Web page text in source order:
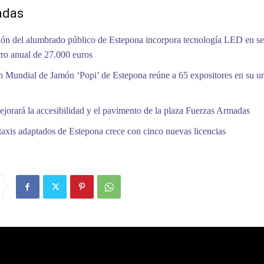
del alumbrado público de Estepona incorpora tecnología LED en
anual de 27.000 euros
Mundial de Jamón ‘Popi’ de Estepona reúne a 65 expositores en su
la accesibilidad y el pavimento de la plaza Fuerzas Armadas
adaptados de Estepona crece con cinco nuevas licencias